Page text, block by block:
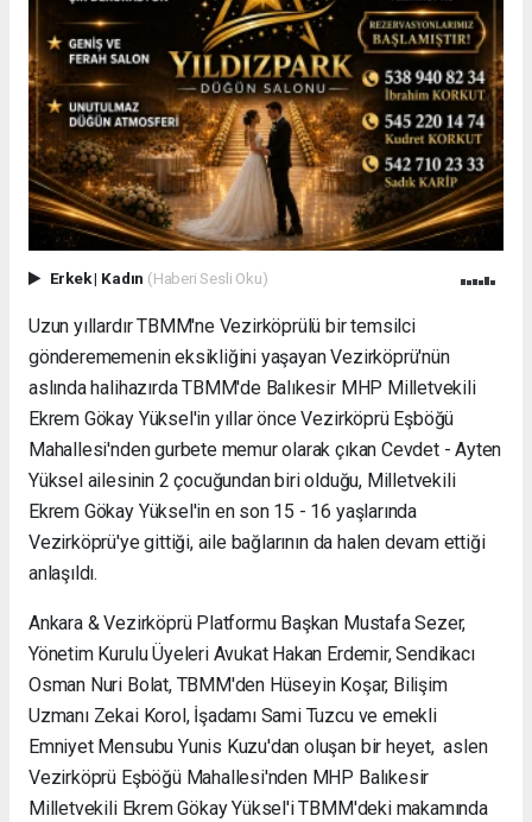
Erkek| Kadın (Haberi Sesli Oku)
Uzun yıllardır TBMM'ne Vezirköprülü bir temsilci
gönderememenin eksikliğini yaşayan Vezirköprü'nün
aslında halihazırda TBMM'de Balıkesir MHP Milletvekili
Ekrem Gökay Yüksel'in yıllar önce Vezirköprü Eşböğü
Mahallesi'nden gurbete memur olarak çıkan Cevdet - Ayten
Yüksel ailesinin 2 çocuğundan biri olduğu, Milletvekili
Ekrem Gökay Yüksel'in en son 15 - 16 yaşlarında
Vezirköprü'ye gittiği, aile bağlarının da halen devam ettiği
anlaşıldı.
Ankara & Vezirköprü Platformu Başkan Mustafa Sezer,
Yönetim Kurulu Üyeleri Avukat Hakan Erdemir, Sendikacı
Osman Nuri Bolat, TBMM'den Hüseyin Koşar, Bilişim
Uzmanı Zekai Korol, İşadamı Sami Tuzcu ve emekli
Emniyet Mensubu Yunis Kuzu'dan oluşan bir heyet, aslen
Vezirköprü Eşböğü Mahallesi'nden MHP Balıkesir
Milletvekili Ekrem Gökay Yüksel'i TBMM'deki makamında